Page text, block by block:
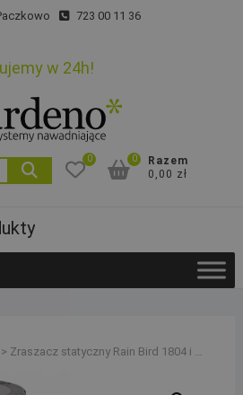
723 00 11 36
w 24h!
Szukaj:
0
Razem
0,00 zł
0
Zraszacz statyczny Rain Bird 1804 i kolano skręcane 20-1/2“M